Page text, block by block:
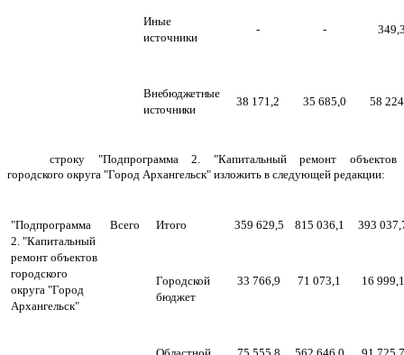
Иные
источники
- -
Внебюджетные
источники
38 171,2 35 685,0 58
строку "Подпрограмма 2. "Капитальный ремонт объектов
городского округа "Город Архангельск" изложить в следующей редакции:
"Подпрограмма
2. "Капитальный
ремонт объектов
городского
округа "Город
Архангельск"
Всего Итого 359 629,5 815 036,1 393
Городской
бюджет
33 766,9 71 073,1 16 999,1